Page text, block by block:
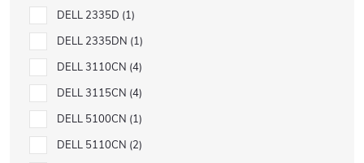
DELL 2335D 1
DELL 2335DN 1
DELL 3110CN 4
DELL 3115CN 4
DELL 5100CN 1
DELL 5110CN 2